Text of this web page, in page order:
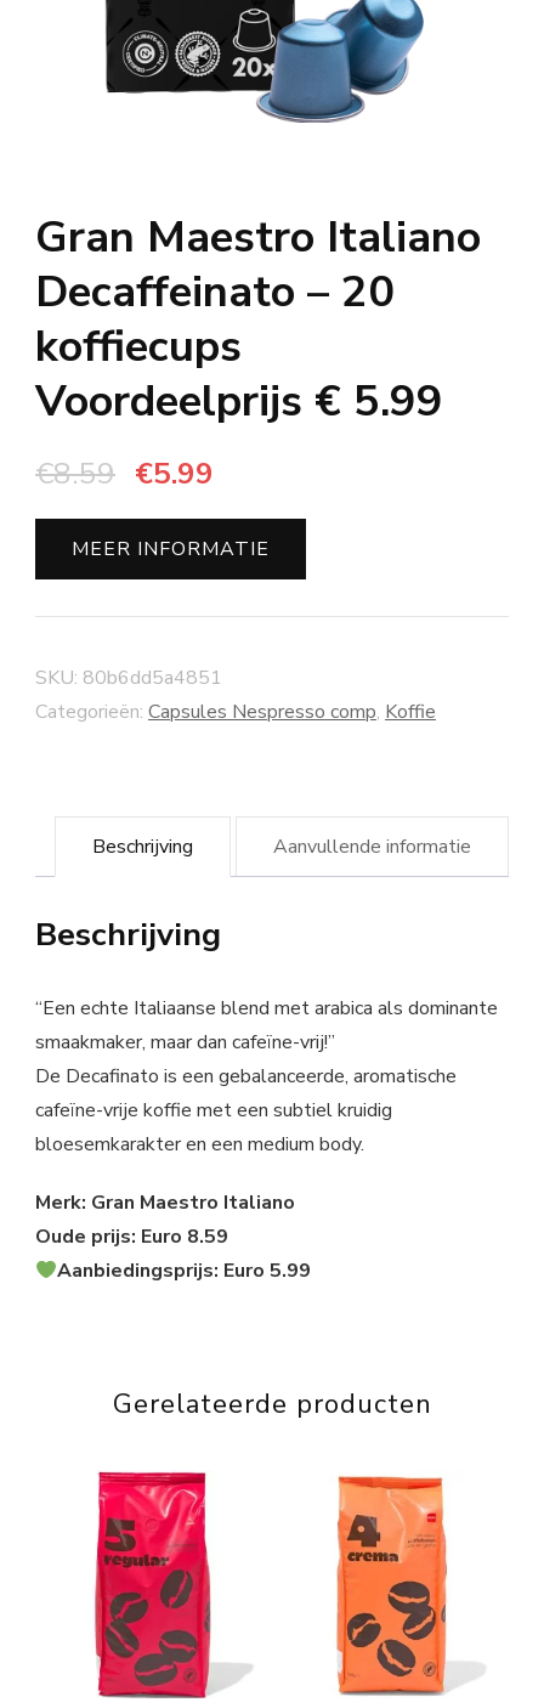
Gran Maestro Italiano
Decaffeinato – 20
koffiecups
Voordeelprijs € 5.99
€8.59 Oorspronkelijke
prijs
was:
€8.59.
€5.99
prijs
is:
€5.99.
MEER INFORMATIE
SKU: 80b6dd5a4851
Categorieën: Capsules Nespresso comp, Koffie
Beschrijving Aanvullende informatie
Beschrijving
“Een echte Italiaanse blend met arabica als dominante
smaakmaker, maar dan cafeïne-vrij!”
De Decafinato is een gebalanceerde, aromatische
cafeïne-vrije koffie met een subtiel kruidig
bloesemkarakter en een medium body.
Merk: Gran Maestro Italiano
Oude prijs: Euro 8.59
Aanbiedingsprijs: Euro 5.99
Gerelateerde producten